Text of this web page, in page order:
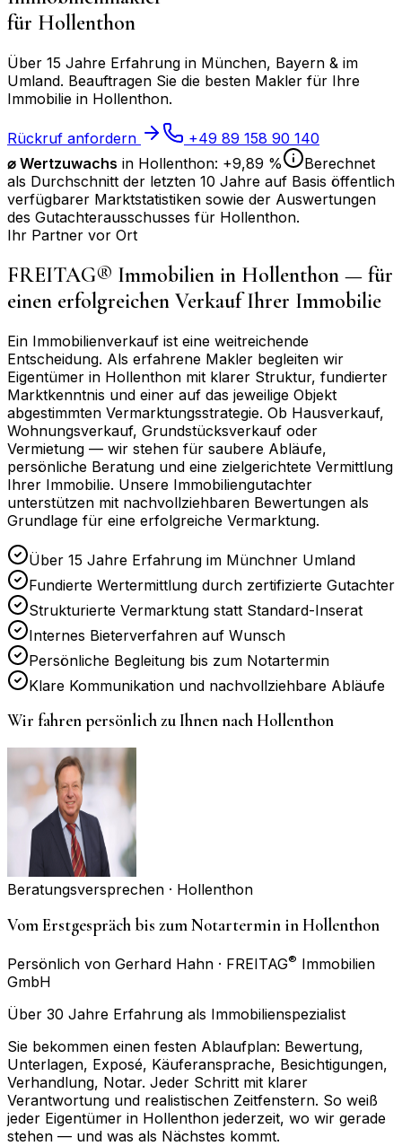
für Hollenthon
Über 15 Jahre Erfahrung in München, Bayern & im
Umland. Beauftragen Sie die besten Makler für Ihre
Immobilie in Hollenthon.
Rückruf anfordern
+49 89 158 90 140
⌀ Wertzuwachs in Hollenthon: +9,89 %
Berechnet
als Durchschnitt der letzten 10 Jahre auf Basis öffentlich
verfügbarer Marktstatistiken sowie der Auswertungen
des Gutachterausschusses für Hollenthon.
Ihr Partner vor Ort
FREITAG® Immobilien in Hollenthon — für
einen erfolgreichen Verkauf Ihrer Immobilie
Ein Immobilienverkauf ist eine weitreichende
Entscheidung. Als erfahrene Makler begleiten wir
Eigentümer in Hollenthon mit klarer Struktur, fundierter
Marktkenntnis und einer auf das jeweilige Objekt
abgestimmten Vermarktungsstrategie. Ob Hausverkauf,
Wohnungsverkauf, Grundstücksverkauf oder
Vermietung — wir stehen für saubere Abläufe,
persönliche Beratung und eine zielgerichtete Vermittlung
Ihrer Immobilie. Unsere Immobiliengutachter
unterstützen mit nachvollziehbaren Bewertungen als
Grundlage für eine erfolgreiche Vermarktung.
Über 15 Jahre Erfahrung im Münchner Umland
Fundierte Wertermittlung durch zertifizierte Gutachter
Strukturierte Vermarktung statt Standard-Inserat
Internes Bieterverfahren auf Wunsch
Persönliche Begleitung bis zum Notartermin
Klare Kommunikation und nachvollziehbare Abläufe
Wir fahren persönlich zu Ihnen nachHollenthon
Beratungsversprechen · Hollenthon
Vom Erstgespräch bis zum Notartermin in Hollenthon
Persönlich von Gerhard Hahn · FREITAG® Immobilien
GmbH
Über 30 Jahre Erfahrung als Immobilienspezialist
Sie bekommen einen festen Ablaufplan: Bewertung,
Unterlagen, Exposé, Käuferansprache, Besichtigungen,
Verhandlung, Notar. Jeder Schritt mit klarer
Verantwortung und realistischen Zeitfenstern. So weiß
jeder Eigentümer in Hollenthon jederzeit, wo wir gerade
stehen — und was als Nächstes kommt.